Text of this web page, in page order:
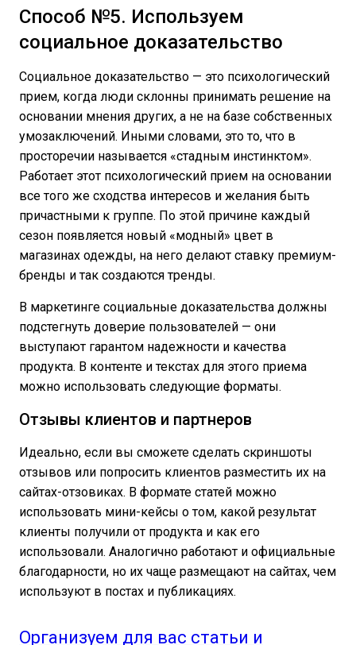
Способ №5. Используем
социальное доказательство
Социальное доказательство — это психологический
прием, когда люди склонны принимать решение на
основании мнения других, а не на базе собственных
умозаключений. Иными словами, это то, что в
просторечии называется «стадным инстинктом».
Работает этот психологический прием на основании
все того же сходства интересов и желания быть
причастными к группе. По этой причине каждый
сезон появляется новый «модный» цвет в
магазинах одежды, на него делают ставку премиум-
бренды и так создаются тренды.
В маркетинге социальные доказательства должны
подстегнуть доверие пользователей — они
выступают гарантом надежности и качества
продукта. В контенте и текстах для этого приема
можно использовать следующие форматы.
Отзывы клиентов и партнеров
Идеально, если вы сможете сделать скриншоты
отзывов или попросить клиентов разместить их на
сайтах-отзовиках. В формате статей можно
использовать мини-кейсы о том, какой результат
клиенты получили от продукта и как его
использовали. Аналогично работают и официальные
благодарности, но их чаще размещают на сайтах, чем
используют в постах и публикациях.
Организуем для вас статьи и